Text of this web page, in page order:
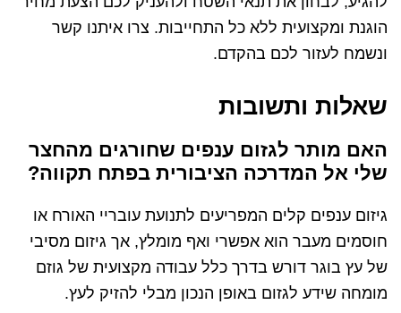
הוגנת ומקצועית ללא כל התחייבות. צרו איתנו קשר
ונשמח לעזור לכם בהקדם.
שאלות ותשובות
האם מותר לגזום ענפים שחורגים מהחצר
שלי אל המדרכה הציבורית בפתח תקווה?
גיזום ענפים קלים המפריעים לתנועת עובריי האורח או
חוסמים מעבר הוא אפשרי ואף מומלץ, אך גיזום מסיבי
של עץ בוגר דורש בדרך כלל עבודה מקצועית של גוזם
מומחה שידע לגזום באופן הנכון מבלי להזיק לעץ.